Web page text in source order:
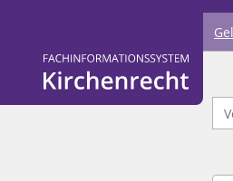
Logo Fachinformationssystem